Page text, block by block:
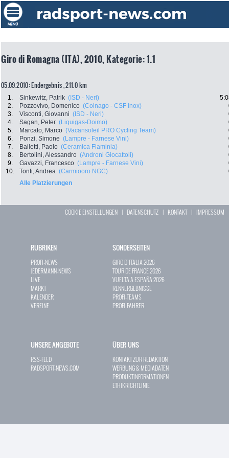
Giro di Romagna (ITA), 2010, Kategorie: 1.1
05.09.2010: Endergebnis , 211.0 km
1. Sinkewitz, Patrik (ISD - Neri)
2.
Pozzovivo, Domenico (Colnago - CSF Inox)
3.
Visconti, Giovanni (ISD - Neri)
4.
Sagan, Peter (Liquigas-Doimo)
5.
Marcato, Marco (Vacansoleil PRO Cycling Team)
6.
Ponzi, Simone (Lampre - Farnese Vini)
7.
Bailetti, Paolo (Ceramica Flaminia)
8.
Bertolini, Alessandro (Androni Giocattoli)
9.
Gavazzi, Francesco (Lampre - Farnese Vini)
10.
Tonti, Andrea (Carmiooro NGC)
Alle Platzierungen
COOKIE EINSTELLUNGEN | DATENSCHUTZ | KONTAKT| IMPRESSUM
RUBRIKEN
PROFI-NEWS
JEDERMANN-NEWS
LIVE
MARKT
KALENDER
VEREINE
SONDERSEITEN
GIRO D`ITALIA 2026
TOUR DE FRANCE 2026
VUELTA A ESPAÑA 2026
RENNERGEBNISSE
PROFI-TEAMS
PROFI-FAHRER
UNSERE ANGEBOTE
RSS-FEED
RADSPORT-NEWS.COM
ÜBER UNS
KONTAKT ZUR REDAKTION
WERBUNG & MEDIADATEN
PRODUKTINFORMATIONEN
ETHIKRICHTLINIE